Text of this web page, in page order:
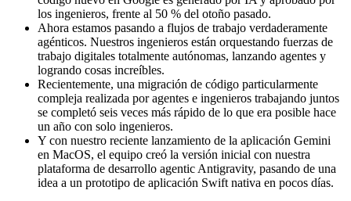
los ingenieros, frente al 50 % del otoño pasado.
Ahora estamos pasando a flujos de trabajo verdaderamente
agénticos. Nuestros ingenieros están orquestando fuerzas de
trabajo digitales totalmente autónomas, lanzando agentes y
logrando cosas increíbles.
Recientemente, una migración de código particularmente
compleja realizada por agentes e ingenieros trabajando juntos
se completó seis veces más rápido de lo que era posible hace
un año con solo ingenieros.
Y con nuestro reciente lanzamiento de la aplicación Gemini
en MacOS, el equipo creó la versión inicial con nuestra
plataforma de desarrollo agentic Antigravity, pasando de una
idea a un prototipo de aplicación Swift nativa en pocos días.